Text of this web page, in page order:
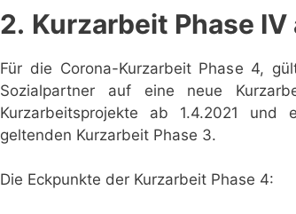
2. Kurzarbeit Phase
Für die Corona-Kurzarbeit Phase 4,
Sozialpartner auf eine neue
Kurzarbeitsprojekte ab 1.4.2021 und
geltenden Kurzarbeit Phase 3.
Die Eckpunkte der Kurzarbeit Phase 4: